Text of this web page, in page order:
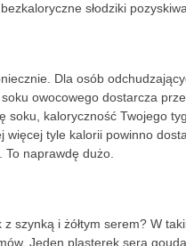
słodziki
Dla osób
owocowego dostarcza
soku, kaloryczność Twojego
więcej tyle kalorii powinno
naprawdę dużo.
szynką i żółtym serem? W
Jeden plasterek sera